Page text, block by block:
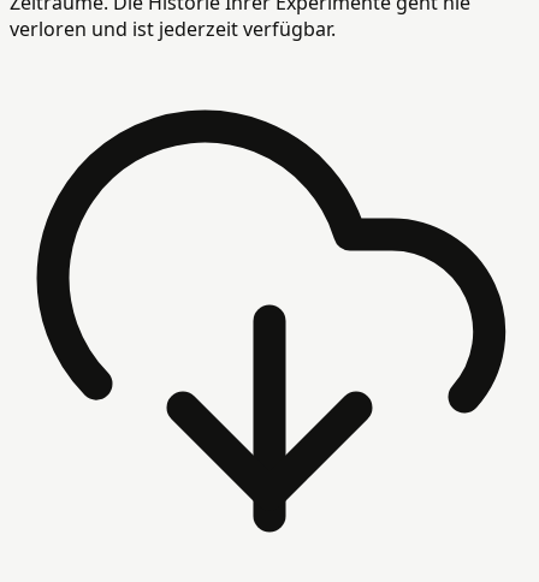
verloren und ist jederzeit verfügbar.